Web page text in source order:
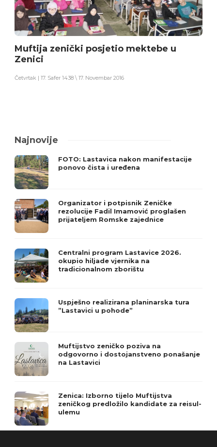
Muftija zenički posjetio mektebe u
Zenici
Četvrtak | 17. Safer 1438 \ 17. Novembar 2016
Najnovije
FOTO: Lastavica nakon manifestacije
ponovo čista i uređena
Organizator i potpisnik Zeničke
rezolucije Fadil Imamović proglašen
prijateljem Romske zajednice
Centralni program Lastavice 2026.
okupio hiljade vjernika na
tradicionalnom zborištu
Uspješno realizirana planinarska tura
”Lastavici u pohode”
Muftijstvo zeničko poziva na
odgovorno i dostojanstveno ponašanje
na Lastavici
Zenica: Izborno tijelo Muftijstva
zeničkog predložilo kandidate za reisul-
ulemu